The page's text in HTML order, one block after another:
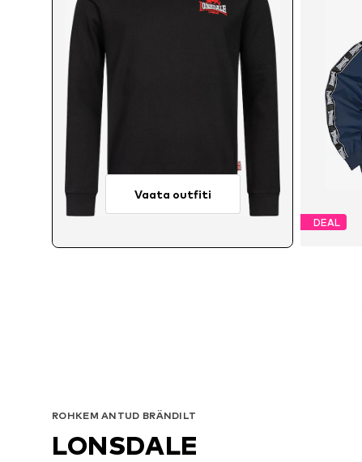
Vaata outfiti
DEAL
ROHKEM ANTUD BRÄNDILT
LONSDALE